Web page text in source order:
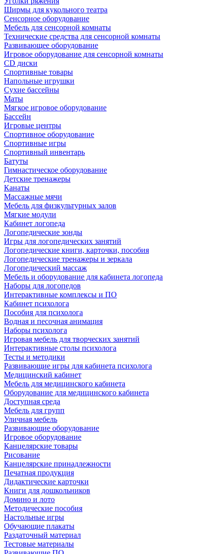
Ширмы для кукольного театра
Сенсорное оборудование
Мебель для сенсорной комнаты
Технические средства для сенсорной комнаты
Развивающее оборудование
Игровое оборудование для сенсорной комнаты
CD диски
Спортивные товары
Напольные игрушки
Сухие бассейны
Маты
Мягкое игровое оборудование
Бассейн
Игровые центры
Спортивное оборудование
Спортивные игры
Спортивный инвентарь
Батуты
Гимнастическое оборудование
Детские тренажеры
Канаты
Массажные мячи
Мебель для физкультурных залов
Мягкие модули
Кабинет логопеда
Логопедические зонды
Игры для логопедических занятий
Логопедические книги, карточки, пособия
Логопедические тренажеры и зеркала
Логопедический массаж
Мебель и оборудование для кабинета логопеда
Наборы для логопедов
Интерактивные комплексы и ПО
Кабинет психолога
Пособия для психолога
Водная и песочная анимация
Наборы психолога
Игровая мебель для творческих занятий
Интерактивные столы психолога
Тесты и методики
Развивающие игры для кабинета психолога
Медицинский кабинет
Мебель для медицинского кабинета
Оборудование для медицинского кабинета
Доступная среда
Мебель для групп
Уличная мебель
Развивающие оборудование
Игровое оборудование
Канцелярские товары
Рисование
Канцелярские принадлежности
Печатная продукция
Дидактические карточки
Книги для дошкольников
Домино и лото
Методические пособия
Настольные игры
Обучающие плакаты
Раздаточный материал
Тестовые материалы